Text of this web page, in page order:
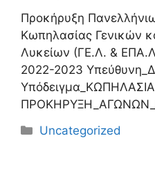
Προκήρυξη
Κωπηλασίας Γενικών
Λυκείων (ΓΕ.Λ. &
2022-2023
Κατηγορίες
Uncategorized